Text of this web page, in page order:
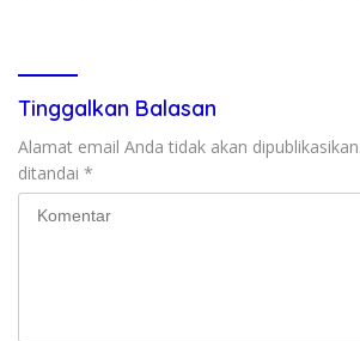
Tinggalkan Balasan
Alamat email Anda tidak akan dipublikasikan.
ditandai *